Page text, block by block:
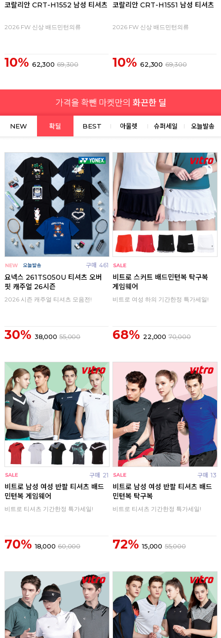
코랄리안 CRT-H1552 남성 티셔츠
2026 FW 신상 배드민턴의류
10% 62,300 69,300
코랄리안 CRT-H1551 남성 티셔츠
2026 FW 신상 배드민턴의류
10% 62,300 69,300
NEW 확딜 BEST 아울렛 슈퍼세일 오늘발송
구매 461
요넥스 261TS050U 티셔츠 오버
핏 캐주얼 26시즌
2026 시즌 캐주얼 티셔츠 모음전!
30% 38,000 55,000
비트로 스커트 배드민턴복 탁구복
게임웨어
비트로 여성 하의 기간한정 특가세일!
68% 22,000 70,000
구매 21
비트로 남성 여성 반팔 티셔츠 배드
민턴복 게임웨어
비트로 티셔츠 기간한정 특가세일!
70% 18,000 60,000
구매 13
비트로 남성 여성 반팔 티셔츠 배드
민턴복 탁구복
비트로 티셔츠 기간한정 특가세일!
72% 15,000 55,000